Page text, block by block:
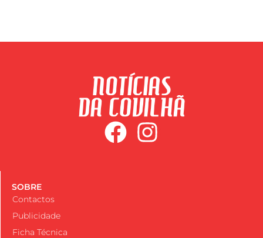
SOBRE
Contactos
Publicidade
Ficha Técnica